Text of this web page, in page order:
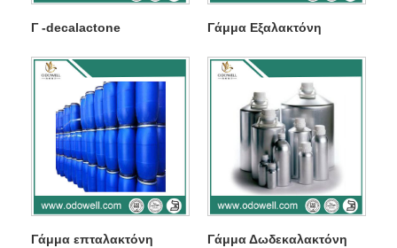
Γ -decalactone Γάμμα Εξαλακτόνη
Γάμμα επταλακτόνη Γάμμα Δωδεκαλακτόνη